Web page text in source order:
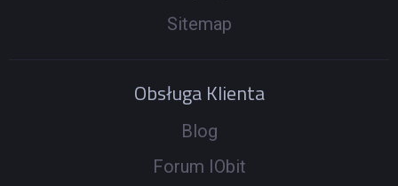
Sitemap
Obsługa Klienta
Blog
Forum IObit